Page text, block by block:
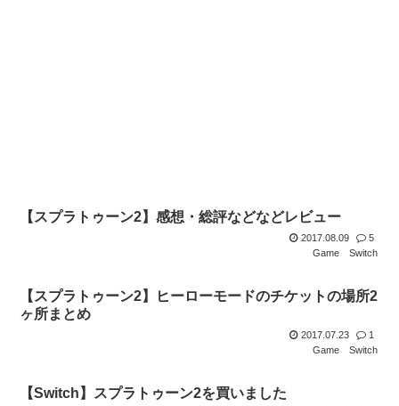
【スプラトゥーン2】感想・総評などなどレビュー
2017.08.09
5
Game
Switch
【スプラトゥーン2】ヒーローモードのチケットの場所2
ヶ所まとめ
2017.07.23
1
Game
Switch
【Switch】スプラトゥーン2を買いました